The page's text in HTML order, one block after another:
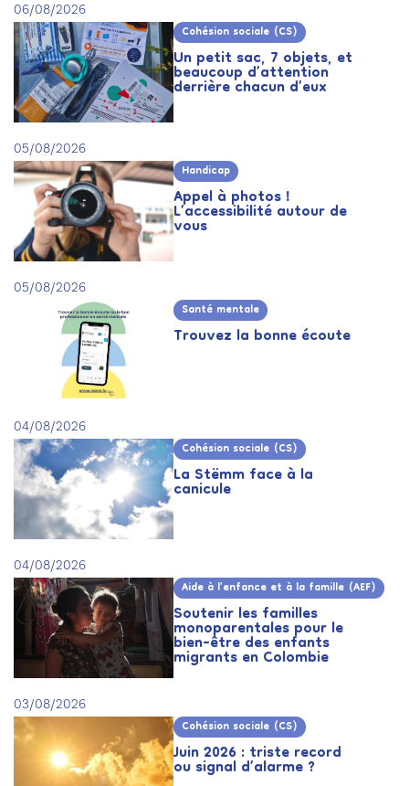
06/08/2026
Cohésion sociale (CS)
Un petit sac, 7 objets, et
beaucoup d’attention
derrière chacun d’eux
05/08/2026
Handicap
Appel à photos !
L’accessibilité autour de
vous
05/08/2026
Santé mentale
Trouvez la bonne écoute
04/08/2026
Cohésion sociale (CS)
La Stëmm face à la
canicule
04/08/2026
Aide à l’enfance et à la famille (AEF)
Soutenir les familles
monoparentales pour le
bien-être des enfants
migrants en Colombie
03/08/2026
Cohésion sociale (CS)
Juin 2026 : triste record
ou signal d’alarme ?